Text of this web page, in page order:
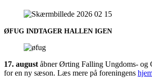
ØFUG INDTAGER HALLEN IGEN
17. august åbner Ørting Fal­ling Ung­doms- og
for en ny sæson. Læs mere på for­e­nin­gens